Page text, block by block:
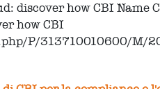
discover how CBI Name
how CBI
P/313710010600/M/